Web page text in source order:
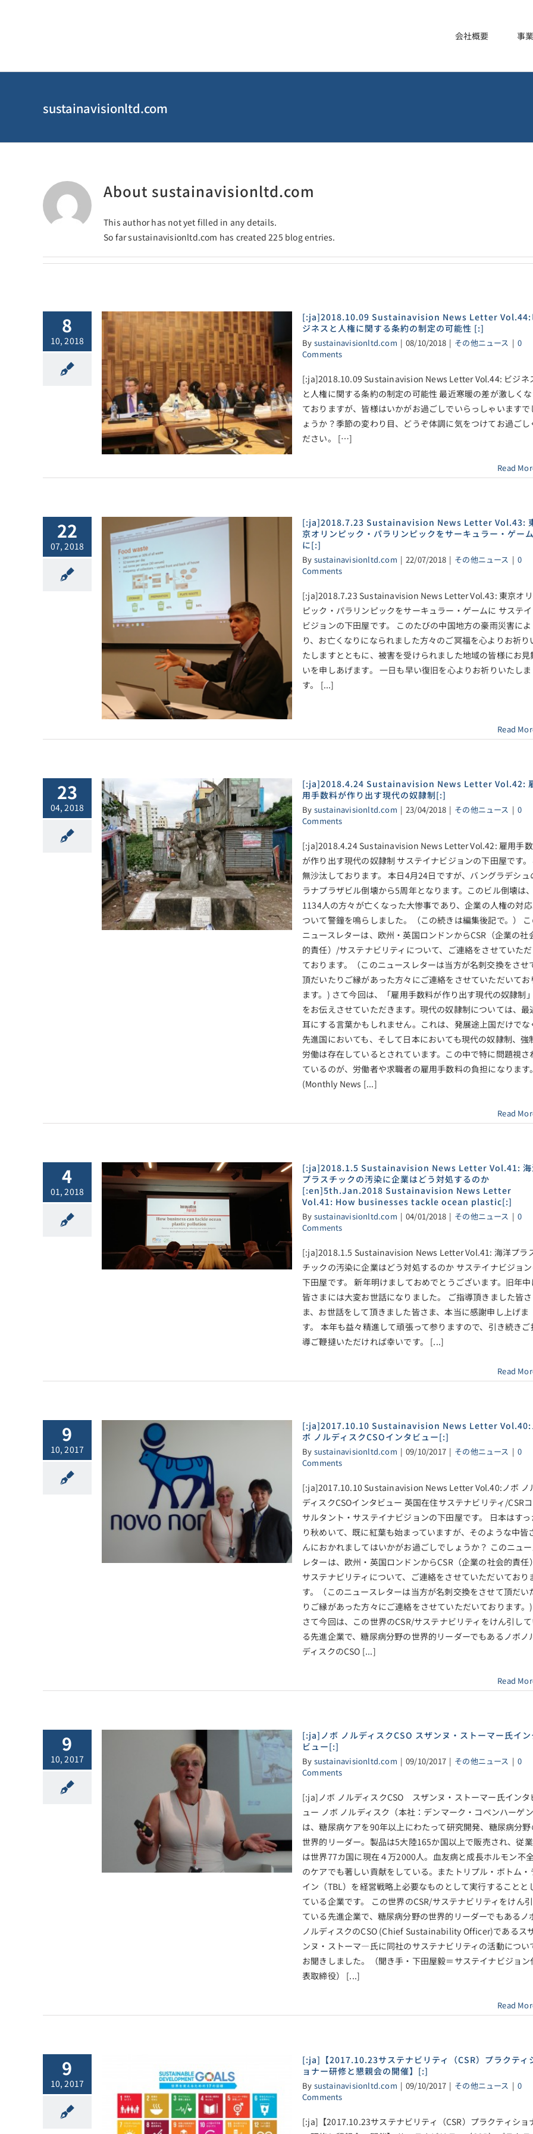
会社概要 事
sustainavisionltd.com
About sustainavisionltd.com
This author has not yet filled in any details.
So far sustainavisionltd.com has created 225 blog entries.
8
10, 2018
News
[:ja]2018.10.09 Sustainavision News Letter Vol.44:
ジネスと人権に関する条約の制定の可能性 [:]
By sustainavisionltd.com | 08/10/2018 | その他ニュース | 0
Comments
[:ja]2018.10.09 Sustainavision News Letter Vol.44: ビジネ
と人権に関する条約の制定の可能性 最近寒暖の差が激しく
ておりますが、皆様はいかがお過ごしでいらっしゃいますで
ょうか？季節の変わり目、どうぞ体調に気をつけてお過ごし
ださい。 […]
Read
22
07, 2018
[:ja]2018.7.23 Sustainavision News Letter Vol.43:
京オリンピック・パラリンピックをサーキュラー・ゲーム
に[:]
By sustainavisionltd.com | 22/07/2018 | その他ニュース | 0
Comments
[:ja]2018.7.23 Sustainavision News Letter Vol.43: 東京オ
ピック・パラリンピックをサーキュラー・ゲームに サステ
ビジョンの下田屋です。 このたびの中国地方の豪雨災害によ
り、お亡くなりになられました方々のご冥福を心よりお祈り
たしますとともに、被害を受けられました地域の皆様にお見
いを申しあげます。 一日も早い復旧を心よりお祈りいたしま
す。 [...]
Read
23
04, 2018
[:ja]2018.4.24 Sustainavision News Letter Vol.42:
用手数料が作り出す現代の奴隷制[:]
By sustainavisionltd.com | 23/04/2018 | その他ニュース | 0
Comments
[:ja]2018.4.24 Sustainavision News Letter Vol.42: 雇用手
が作り出す現代の奴隷制 サステイナビジョンの下田屋です
無沙汰しております。 本日4月24日ですが、バングラデシュ
ラナプラザビル倒壊から5周年となります。このビル倒壊は、
1134人の方々が亡くなった大惨事であり、企業の人権の対
ついて警鐘を鳴らしました。（この続きは編集後記で。）
ニュースレターは、欧州・英国ロンドンからCSR（企業の社
的責任）/サステナビリティについて、ご連絡をさせていた
ております。（このニュースレターは当方が名刺交換をさせ
頂だいたりご縁があった方々にご連絡をさせていただいてお
ます。) さて今回は、「雇用手数料が作り出す現代の奴隷制」
をお伝えさせていただきます。現代の奴隷制については、最
耳にする言葉かもしれません。これは、発展途上国だけでな
先進国においても、そして日本においても現代の奴隷制、強
労働は存在しているとされています。この中で特に問題視さ
ているのが、労働者や求職者の雇用手数料の負担になります。
(Monthly News [...]
Read
4
01, 2018
News
海洋プラス
に企業はどう
[:ja]2018.1.5 Sustainavision News Letter Vol.41: 海
プラスチックの汚染に企業はどう対処するのか
[:en]5th.Jan.2018 Sustainavision News Letter
Vol.41: How businesses tackle ocean plastic[:]
By sustainavisionltd.com | 04/01/2018 | その他ニュース | 0
Comments
[:ja]2018.1.5 Sustainavision News Letter Vol.41: 海洋プラ
チックの汚染に企業はどう対処するのか サステイナビジョ
下田屋です。 新年明けましておめでとうございます。旧年中
皆さまには大変お世話になりました。 ご指導頂きました皆さ
ま、お世話をして頂きました皆さま、本当に感謝申し上げま
す。 本年も益々精進して頑張って参りますので、引き続きご
導ご鞭撻いただければ幸いです。 [...]
Read
9
10, 2017
News
[:ja]2017.10.10 Sustainavision News Letter Vol.40:
ボ ノルディスクCSOインタビュー[:]
By sustainavisionltd.com | 09/10/2017 | その他ニュース | 0
Comments
[:ja]2017.10.10 Sustainavision News Letter Vol.40:ノボ ノ
ディスクCSOインタビュー 英国在住サステナビリティ/CSR
サルタント・サステイナビジョンの下田屋です。 日本はす
り秋めいて、既に紅葉も始まっていますが、そのような中皆
んにおかれましてはいかがお過ごしでしょうか？ このニュ
レターは、欧州・英国ロンドンからCSR（企業の社会的責任
サステナビリティについて、ご連絡をさせていただいており
す。（このニュースレターは当方が名刺交換をさせて頂だい
りご縁があった方々にご連絡をさせていただいております。)
さて今回は、この世界のCSR/サステナビリティをけん引し
る先進企業で、糖尿病分野の世界的リーダーでもあるノボノ
ディスクのCSO [...]
Read
9
10, 2017
ィスクCSO
[:ja]ノボ ノルディスクCSO スザンヌ・ストーマー氏イン
ビュー[:]
By sustainavisionltd.com | 09/10/2017 | その他ニュース | 0
Comments
[:ja]ノボ ノルディスクCSO スザンヌ・ストーマー氏インタ
ュー ノボ ノルディスク（本社：デンマーク・コペンハーゲン
は、糖尿病ケアを90年以上にわたって研究開発、糖尿病分野
世界的リーダー。製品は5大陸165か国以上で販売され、従
は世界77カ国に現在４万2000人。血友病と成長ホルモン不
のケアでも著しい貢献をしている。またトリプル・ボトム・
イン（TBL）を経営戦略上必要なものとして実行することと
ている企業です。 この世界のCSR/サステナビリティをけん
ている先進企業で、糖尿病分野の世界的リーダーでもあるノ
ノルディスクのCSO (Chief Sustainability Officer)であるス
ンヌ・ストーマ―氏に同社のサステナビリティの活動につい
お聞きしました。（聞き手・下田屋毅＝サステイナビジョン
表取締役） [...]
Read
9
10, 2017
サステナ
）プラクテ
[:ja]【2017.10.23サステナビリティ（CSR）プラクティ
ョナー研修と懇親会の開催】[:]
By sustainavisionltd.com | 09/10/2017 | その他ニュース | 0
Comments
[:ja]【2017.10.23サステナビリティ（CSR）プラクティショ